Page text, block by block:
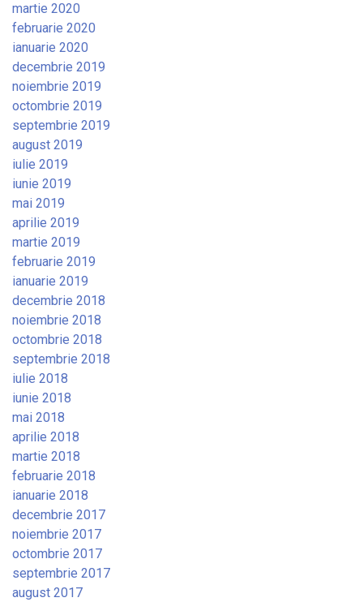
martie 2020
februarie 2020
ianuarie 2020
decembrie 2019
noiembrie 2019
octombrie 2019
septembrie 2019
august 2019
iulie 2019
iunie 2019
mai 2019
aprilie 2019
martie 2019
februarie 2019
ianuarie 2019
decembrie 2018
noiembrie 2018
octombrie 2018
septembrie 2018
iulie 2018
iunie 2018
mai 2018
aprilie 2018
martie 2018
februarie 2018
ianuarie 2018
decembrie 2017
noiembrie 2017
octombrie 2017
septembrie 2017
august 2017